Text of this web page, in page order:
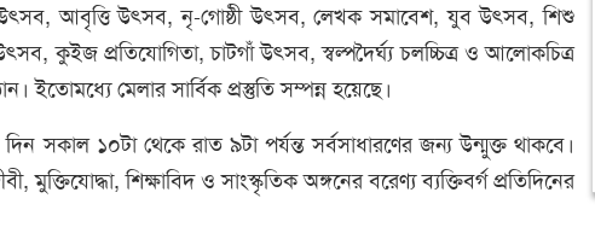
আবৃত্তি উৎসব, নৃ-গোষ্ঠী উৎসব, লেখক সমাবেশ, যুব উৎসব, শিশু
কুইজ প্রতিযোগিতা, চাটগাঁ উৎসব, স্বল্পদৈর্ঘ্য চলচ্চিত্র ও আলোকচিত্র
ইতোমধ্যে মেলার সার্বিক প্রস্তুতি সম্পন্ন হয়েছে।
সকাল ১০টা থেকে রাত ৯টা পর্যন্ত সর্বসাধারণের জন্য উন্মুক্ত থাকবে।
মুক্তিযোদ্ধা, শিক্ষাবিদ ও সাংস্কৃতিক অঙ্গনের বরেণ্য ব্যক্তিবর্গ প্রতিদিনের